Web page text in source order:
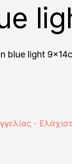
blue light
-